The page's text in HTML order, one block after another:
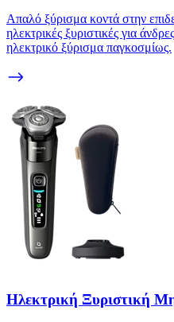
Απαλό ξύρισμα κοντά στην
ηλεκτρικές ξυριστικές για
ηλεκτρικό ξύρισμα παγκοσμίως.
Ηλεκτρική Ξυριστική